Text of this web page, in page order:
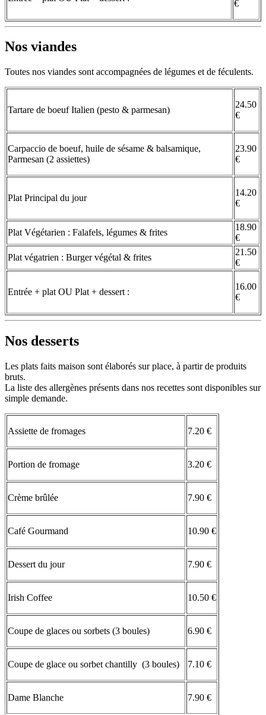
€
Nos viandes
Toutes nos viandes sont accompagnées de légumes et de féculents.
Tartare de boeuf Italien (pesto & parmesan)
24.50
€
Carpaccio de boeuf, huile de sésame & balsamique,
Parmesan (2 assiettes)
23.90
€
Plat Principal du jour
14.20
€
Plat Végétarien : Falafels, légumes & frites
18.90
€
Plat végatrien : Burger végétal & frites
21.50
€
Entrée + plat OU Plat + dessert :
16.00
€
Nos desserts
Les plats faits maison sont élaborés sur place, à partir de produits
bruts.
La liste des allergènes présents dans nos recettes sont disponibles sur
simple demande.
Assiette de fromages 7.20 €
Portion de fromage 3.20 €
Crème brûlée 7.90 €
Café Gourmand 10.90 €
Dessert du jour 7.90 €
Irish Coffee 10.50 €
Coupe de glaces ou sorbets (3 boules) 6.90 €
Coupe de glace ou sorbet chantilly (3 boules) 7.10 €
Dame Blanche 7.90 €